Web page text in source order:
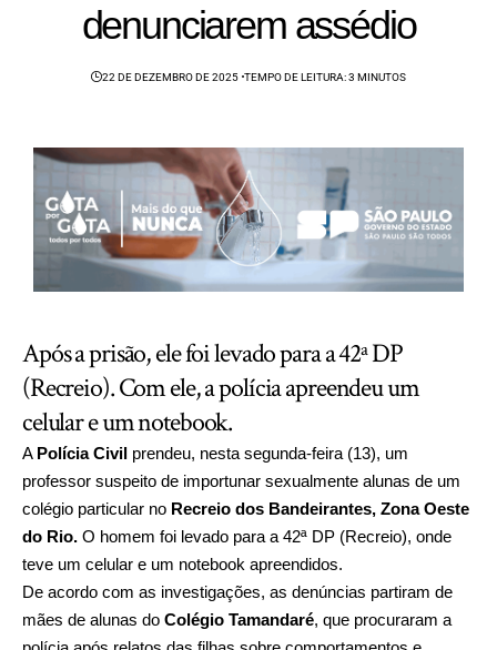
denunciarem assédio
22 DE DEZEMBRO DE 2025 TEMPO DE LEITURA: 3 MINUTOS
Após a prisão, ele foi levado para a 42ª DP
(Recreio). Com ele, a polícia apreendeu um
celular e um notebook.
A Polícia Civil prendeu, nesta segunda-feira (13), um
professor suspeito de importunar sexualmente alunas de um
colégio particular no Recreio dos Bandeirantes, Zona Oeste
do Rio. O homem foi levado para a 42ª DP (Recreio), onde
teve um celular e um notebook apreendidos.
De acordo com as investigações, as denúncias partiram de
mães de alunas do Colégio Tamandaré, que procuraram a